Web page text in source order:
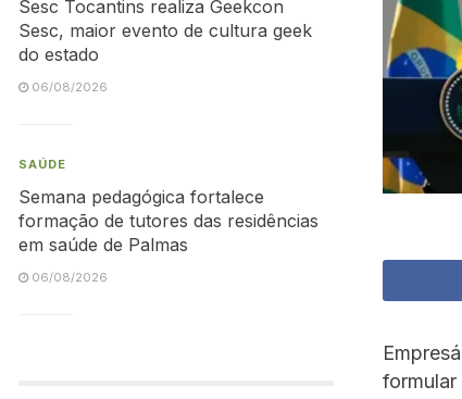
Sesc Tocantins realiza Geekcon
Sesc, maior evento de cultura geek
do estado
06/08/2026
SAÚDE
Semana pedagógica fortalece
formação de tutores das residências
em saúde de Palmas
06/08/2026